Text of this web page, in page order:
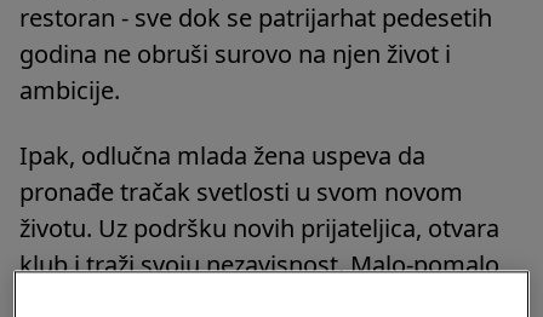
restoran - sve dok se patrijarhat pedesetih
godina ne obruši surovo na njen život i
ambicije.
Ipak, odlučna mlada žena uspeva da
pronađe tračak svetlosti u svom novom
životu. Uz podršku novih prijateljica, otvara
klub i traži svoju nezavisnost. Malo-pomalo,